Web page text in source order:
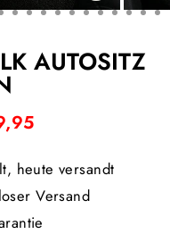
ESC)
AUTOSITZ
heute versandt
Versand